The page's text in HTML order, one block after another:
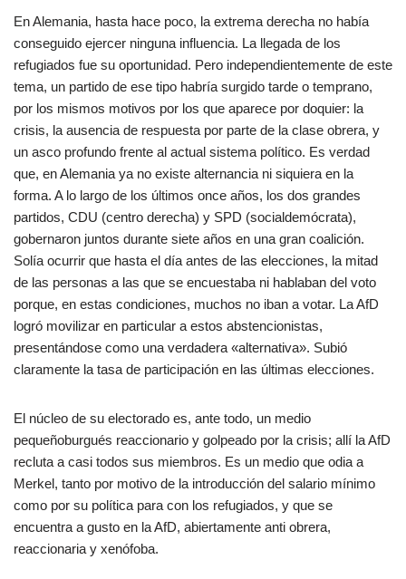
En Alemania, hasta hace poco, la extrema derecha no había
conseguido ejercer ninguna influencia. La llegada de los
refugiados fue su oportunidad. Pero independientemente de este
tema, un partido de ese tipo habría surgido tarde o temprano,
por los mismos motivos por los que aparece por doquier: la
crisis, la ausencia de respuesta por parte de la clase obrera, y
un asco profundo frente al actual sistema político. Es verdad
que, en Alemania ya no existe alternancia ni siquiera en la
forma. A lo largo de los últimos once años, los dos grandes
partidos, CDU (centro derecha) y SPD (socialdemócrata),
gobernaron juntos durante siete años en una gran coalición.
Solía ocurrir que hasta el día antes de las elecciones, la mitad
de las personas a las que se encuestaba ni hablaban del voto
porque, en estas condiciones, muchos no iban a votar. La AfD
logró movilizar en particular a estos abstencionistas,
presentándose como una verdadera «alternativa». Subió
claramente la tasa de participación en las últimas elecciones.
El núcleo de su electorado es, ante todo, un medio
pequeñoburgués reaccionario y golpeado por la crisis; allí la AfD
recluta a casi todos sus miembros. Es un medio que odia a
Merkel, tanto por motivo de la introducción del salario mínimo
como por su política para con los refugiados, y que se
encuentra a gusto en la AfD, abiertamente anti obrera,
reaccionaria y xenófoba.